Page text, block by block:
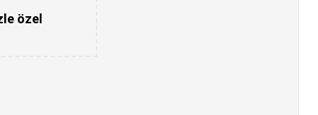
özel